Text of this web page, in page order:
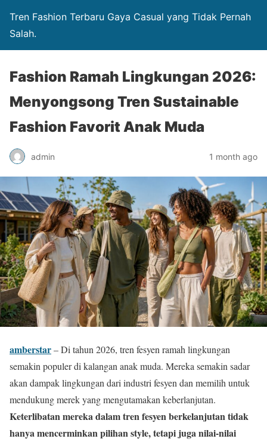
Tren Fashion Terbaru Gaya Casual yang Tidak Pernah
Salah.
Fashion Ramah Lingkungan 2026:
Menyongsong Tren Sustainable
Fashion Favorit Anak Muda
admin 1 month ago
amberstar– Di tahun 2026, tren fesyen ramah lingkungan
semakin populer di kalangan anak muda. Mereka semakin sadar
akan dampak lingkungan dari industri fesyen dan memilih untuk
mendukung merek yang mengutamakan keberlanjutan.
Keterlibatan mereka dalam tren fesyen berkelanjutan tidak
hanya mencerminkan pilihan style, tetapi juga nilai-nilai